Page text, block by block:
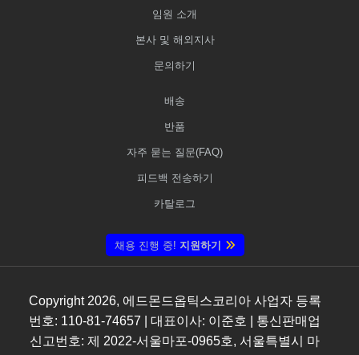
임원 소개
본사 및 해외지사
문의하기
배송
반품
자주 묻는 질문(FAQ)
피드백 전송하기
카탈로그
채용 진행 중! 지원하기
Copyright 2026, 에드몬드옵틱스코리아 사업자 등록
번호: 110-81-74657 | 대표이사: 이준호 | 통신판매업
신고번호: 제 2022-서울마포-0965호, 서울특별시 마